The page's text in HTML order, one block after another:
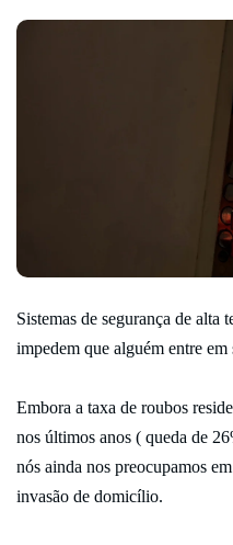
Sistemas de segurança de alta
impedem que alguém entre em
Embora a taxa de roubos
nos últimos anos ( queda de
nós ainda nos preocupamos
invasão de domicílio.